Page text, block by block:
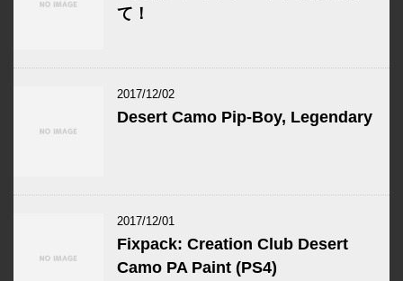
て！
2017/12/02
Desert Camo Pip-Boy, Legendary
2017/12/01
Fixpack: Creation Club Desert
Camo PA Paint (PS4)